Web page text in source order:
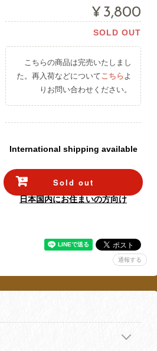
¥3,800
SOLD OUT
こちらの商品は完売いたしまし
た。再入荷などについてこちら よ
りお問い合わせください。
International shipping available
Sold out
日本国内にお住まいの方向け
通報する